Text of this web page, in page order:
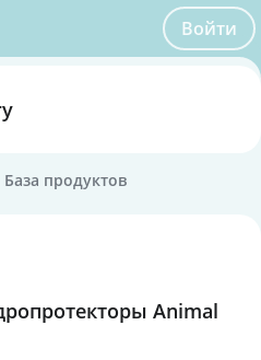
Войти
База продуктов
Animal